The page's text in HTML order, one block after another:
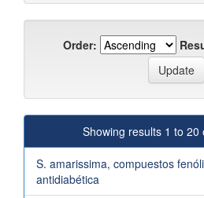
Order:
Showing results 1 to 20
S. amarissima, compuestos
antidiabética